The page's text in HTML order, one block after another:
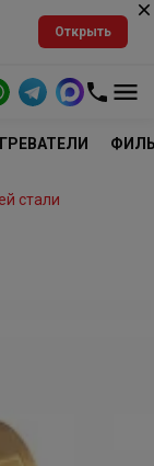
Открыть
стали